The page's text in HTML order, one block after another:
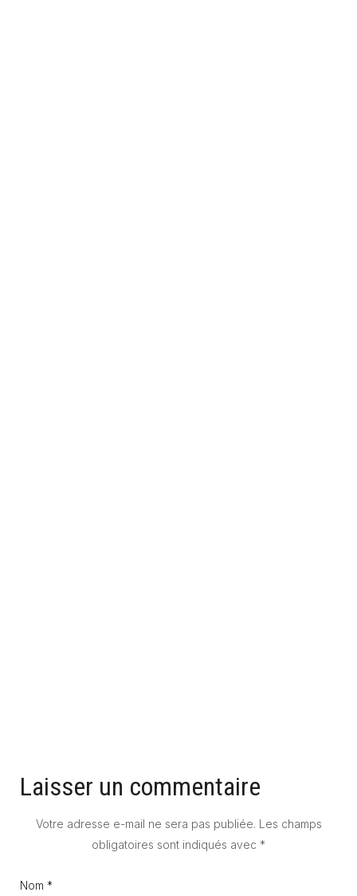
Laisser un commentaire
Votre adresse e-mail ne sera pas publiée. Les champs
obligatoires sont indiqués avec *
Nom *